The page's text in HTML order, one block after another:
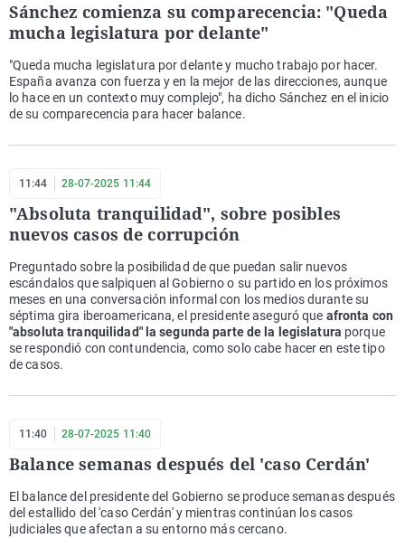
Sánchez comienza su comparecencia: "Queda
mucha legislatura por delante"
"Queda mucha legislatura por delante y mucho trabajo por hacer.
España avanza con fuerza y en la mejor de las direcciones, aunque
lo hace en un contexto muy complejo", ha dicho Sánchez en el inicio
de su comparecencia para hacer balance.
11:44 28-07-2025 11:44
"Absoluta tranquilidad", sobre posibles
nuevos casos de corrupción
Preguntado sobre la posibilidad de que puedan salir nuevos
escándalos que salpiquen al Gobierno o su partido en los próximos
meses en una conversación informal con los medios durante su
séptima gira iberoamericana, el presidente aseguró que afronta con
"absoluta tranquilidad" la segunda parte de la legislatura porque
se respondió con contundencia, como solo cabe hacer en este tipo
de casos.
11:40 28-07-2025 11:40
Balance semanas después del 'caso Cerdán'
El balance del presidente del Gobierno se produce semanas después
del estallido del 'caso Cerdán' y mientras continúan los casos
judiciales que afectan a su entorno más cercano.